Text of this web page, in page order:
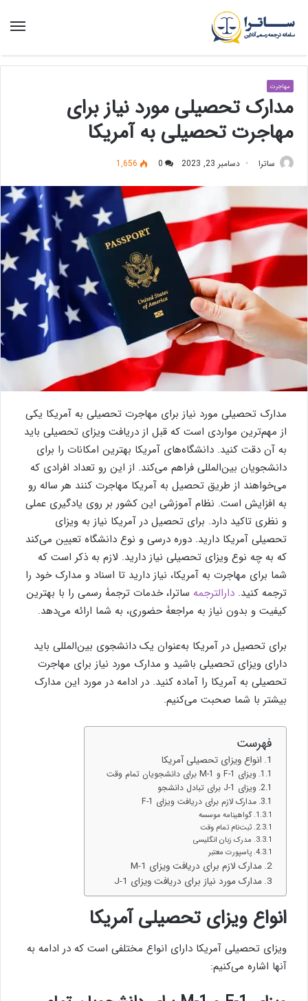
منو
مهاجرت
مدارک تحصیلی مورد نیاز برای
مهاجرت تحصیلی به آمریکا
ساترا دسامبر 23, 2023 0
1,656
مدارک تحصیلی مورد نیاز برای مهاجرت تحصیلی به آمریکا یکی
از مهم‌ترین مواردی است که قبل از دریافت ویزای تحصیلی باید
به آن دقت کنید. دانشگاه‌های آمریکا بهترین امکانات را برای
دانشجویان بین‌المللی فراهم می‌کند. از این رو تعداد افرادی که
می‌خواهند از طریق تحصیل به آمریکا مهاجرت کنند هر ساله رو
به افزایش است. نظام آموزشی این کشور بر روی یادگیری عملی
و نظری تاکید دارد. برای تحصیل در آمریکا نیاز به ویزای
تحصیلی آمریکا دارید. دوره درسی و نوع دانشگاه تعیین می‌کند
که به چه نوع ویزای تحصیلی نیاز دارید. لازم به ذکر است که
شما برای مهاجرت به آمریکا، نیاز دارید تا اسناد و مدارک خود را
ترجمه کنید. دارالترجمه ساترا، خدمات ترجمۀ رسمی را با بهترین
کیفیت و بدون نیاز به مراجعۀ حضوری، به شما ارائه می‌دهد.
برای تحصیل در آمریکا به‌عنوان یک دانشجوی بین‌المللی باید
دارای ویزای تحصیلی باشید و مدارک مورد نیاز برای مهاجرت
تحصیلی به آمریکا را آماده کنید. در ادامه در مورد این مدارک
بیشتر با شما صحبت می‌کنیم.
فهرست
انواع ویزای تحصیلی آمریکا
ویزای F-1 و M-1 برای دانشجویان تمام وقت
ویزای J-1 برای تبادل دانشجو
مدارک لازم برای دریافت ویزای F-1
گواهینامه موسسه
ثبت‌نام تمام وقت
مدرک زبان انگلیسی
پاسپورت معتبر
مدارک لازم برای دریافت ویزای M-1
مدارک مورد نیاز برای دریافت ویزای J-1
انواع ویزای تحصیلی آمریکا
ویزای تحصیلی آمریکا دارای انواع مختلفی است که در ادامه به
آنها اشاره می‌کنیم: